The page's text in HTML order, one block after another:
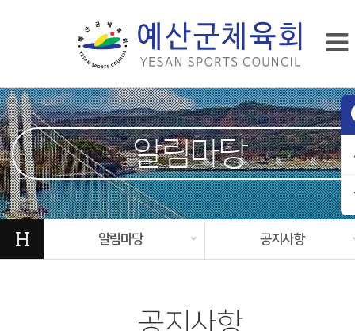
알림마당
H 알림마당 공지사항
공지사항